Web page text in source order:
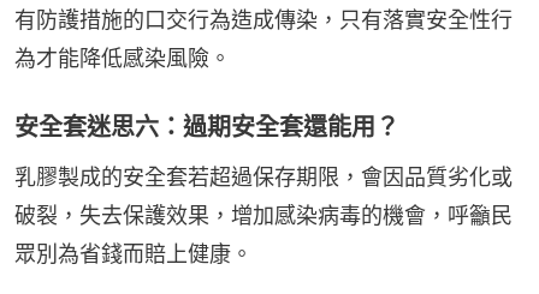
有防護措施的口交行為造成傳染，只有落實安全性行
為才能降低感染風險。
安全套迷思六：過期安全套還能用？
乳膠製成的安全套若超過保存期限，會因品質劣化或
破裂，失去保護效果，增加感染病毒的機會，呼籲民
眾別為省錢而賠上健康。